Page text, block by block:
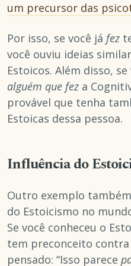
um precursor das
Por isso, se você já fez
você ouviu ideias
Estoicos. Além disso, se
alguém que fez a
provável que tenha
Estoicas dessa pessoa.
Influência do
Outro exemplo
do Estoicismo no
Se você conheceu o
tem preconceito contra
pensado: “Isso parece